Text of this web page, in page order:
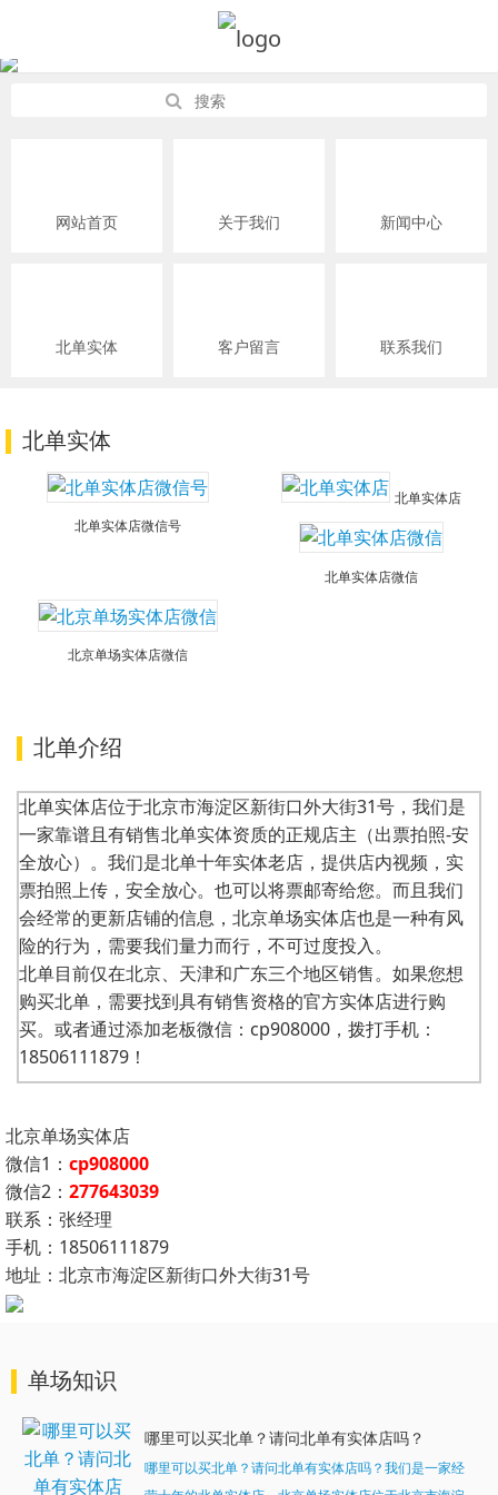
网站首页 关于我们 新闻中心
北单实体 客户留言 联系我们
北单实体
北单实体店微信号
北单实体店
北单实体店微信
北京单场实体店微信
北单介绍
北单实体店位于北京市海淀区新街口外大街31号，我们是
一家靠谱且有销售北单实体资质的正规店主（出票拍照-安
全放心）。我们是北单十年实体老店，提供店内视频，实
票拍照上传，安全放心。也可以将票邮寄给您。而且我们
会经常的更新店铺的信息，北京单场实体店也是一种有风
险的行为，需要我们量力而行，不可过度投入。
北单目前仅在北京、天津和广东三个地区销售。如果您想
购买北单，需要找到具有销售资格的官方实体店进行购
买。或者通过添加老板微信：cp908000，拨打手机：
18506111879！
北京单场实体店
微信1： cp908000
微信2： 277643039
联系：张经理
手机：18506111879
地址：北京市海淀区新街口外大街31号
单场知识
哪里可以买北单？请问北单有实体店吗？
哪里可以买北单？请问北单有实体店吗？我们是一家经